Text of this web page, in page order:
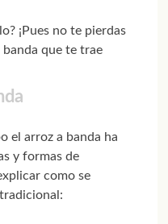
¡Pues no te pierdas
banda que te trae
el arroz a banda ha
y formas de
como se